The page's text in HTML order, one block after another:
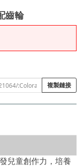
齒輪
複製鏈接
兒童創作力，培養